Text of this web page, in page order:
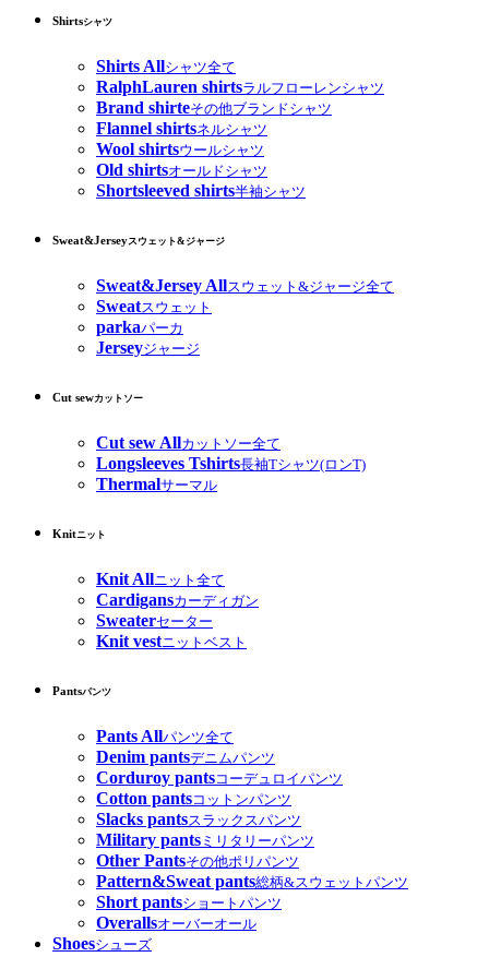
Shirtsシャツ
Shirts Allシャツ全て
RalphLauren shirtsラルフローレンシャツ
Brand shirteその他ブランドシャツ
Flannel shirtsネルシャツ
Wool shirtsウールシャツ
Old shirtsオールドシャツ
Shortsleeved shirts半袖シャツ
Sweat&Jerseyスウェット&ジャージ
Sweat&Jersey Allスウェット&ジャージ全て
Sweatスウェット
parkaパーカ
Jerseyジャージ
Cut sewカットソー
Cut sew Allカットソー全て
Longsleeves Tshirts長袖Tシャツ(ロンT)
Thermalサーマル
Knitニット
Knit Allニット全て
Cardigansカーディガン
Sweaterセーター
Knit vestニットベスト
Pantsパンツ
Pants Allパンツ全て
Denim pantsデニムパンツ
Corduroy pantsコーデュロイパンツ
Cotton pantsコットンパンツ
Slacks pantsスラックスパンツ
Military pants ミリタリーパンツ
Other Pantsその他ポリパンツ
Pattern&Sweat pants総柄&スウェットパンツ
Short pantsショートパンツ
Overallsオーバーオール
Shoesシューズ